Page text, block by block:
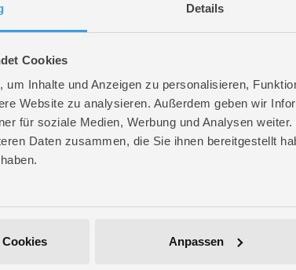
Details
Cookies
um Inhalte und Anzeigen zu personalisieren,
Website zu analysieren. Außerdem geben wir
für soziale Medien, Werbung und Analysen
Daten zusammen, die Sie ihnen bereitgestellt
Anpassen
ca. 22,3 cm
ca. 4,2 cm
Princess